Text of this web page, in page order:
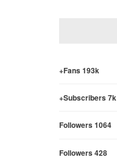
Fans 193k+
Subscribers 7k+
Followers 1064
Followers 428